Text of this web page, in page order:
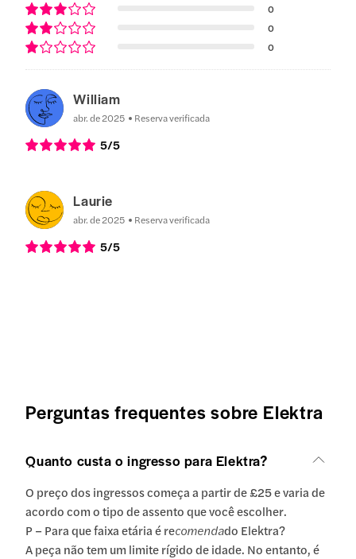
0
0
0
William
abr. de 2025 Reserva verificada
5/5
Laurie
abr. de 2025 Reserva verificada
5/5
Perguntas frequentes sobre Elektra
Quanto custa o ingresso para Elektra?
O preço dos ingressos começa a partir de £25 e varia de
acordo com o tipo de assento que você escolher.
P – Para que faixa etária é recomendado Elektra?
A peça não tem um limite rígido de idade. No entanto, é